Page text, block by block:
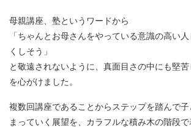
母親講座、塾というワードから
「ちゃんとお母さんをやっている意識の高い
くしそう」
と敬遠されないように、真面目さの中にも堅
を心がけました。
複数回講座であることからステップを踏んで
まっていく展望を、カラフルな積み木の階段で